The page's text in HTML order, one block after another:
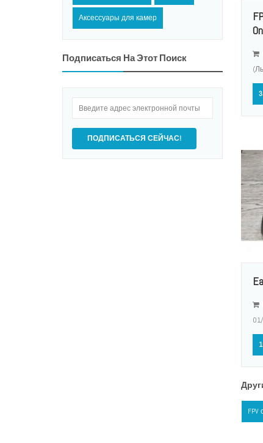
Аксессуары для камер
Подписаться На Этот Поиск
ПОДПИСАТЬСЯ СЕЙЧАС!